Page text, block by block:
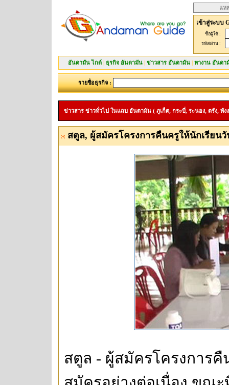
แห
เข้าสู่ระบบ
ชื่อผู้ใช้ :
รหัสผ่าน :
อันดามัน ไกด์ | ธุรกิจ อันดามัน | ข่าวสาร อันดามัน | หางาน อันดา
รายชื่อธุรกิจ :
ข่าวสาร ข่าวทั่วไป ในแถบ อันดามัน ( ภูเก็ต, กระบี่, ระนอง, ตรัง, พัง
สตูล, ผู้สมัครโครงการคืนครูให้นักเรียน
สตูล - ผู้สมัครโครงการ